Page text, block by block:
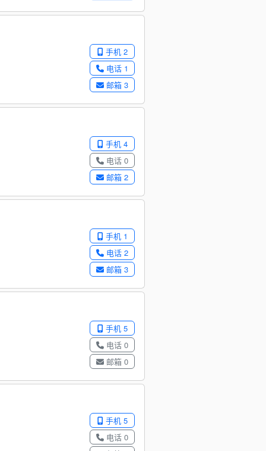
手机 2
电话 1
邮箱 3
手机 4
电话 0
邮箱 2
手机 1
电话 2
邮箱 3
手机 5
电话 0
邮箱 0
手机 5
电话 0